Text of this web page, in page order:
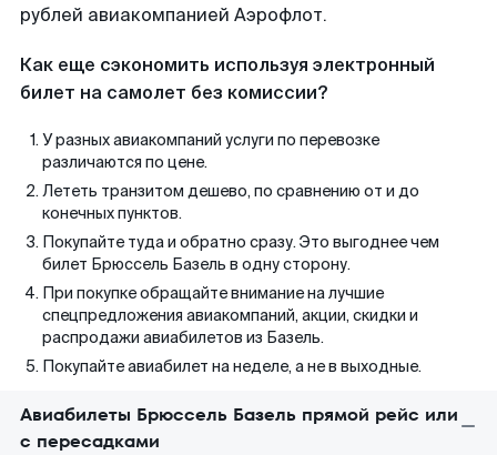
рублей авиакомпанией Аэрофлот.
Как еще сэкономить используя электронный
билет на самолет без комиссии?
У разных авиакомпаний услуги по перевозке
различаются по цене.
Лететь транзитом дешево, по сравнению от и до
конечных пунктов.
Покупайте туда и обратно сразу. Это выгоднее чем
билет Брюссель Базель в одну сторону.
При покупке обращайте внимание на лучшие
спецпредложения авиакомпаний, акции, скидки и
распродажи авиабилетов из Базель.
Покупайте авиабилет на неделе, а не в выходные.
Авиабилеты Брюссель Базель прямой рейс или
с пересадками